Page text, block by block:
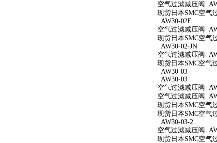
空气过滤减压阀
现货日本SMC空气
AW30-02E
空气过滤减压阀
现货日本SMC空气
AW30-02-JN
空气过滤减压阀
现货日本SMC空气
AW30-03
AW30-03
空气过滤减压阀
空气过滤减压阀
现货日本SMC空气
现货日本SMC空气
AW30-03-2
空气过滤减压阀
现货日本SMC空气